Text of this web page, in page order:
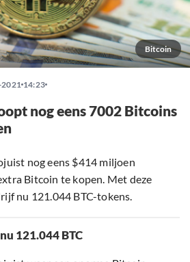
Bitcoin
14:23
nog eens 7002 Bitcoins
nog eens $414 miljoen
Bitcoin te kopen. Met deze
nu 121.044 BTC-tokens.
121.044 BTC